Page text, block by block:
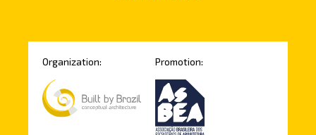
Organization: Promotion: